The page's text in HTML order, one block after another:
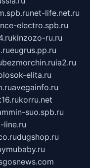
net-life.net.ru
electro.spb.ru
kinzozo-ru.ru
eugrus.pp.ru
bezmorchin.ruia2.ru
elita.ru
avegainfo.ru
korru.net
suo.spb.ru
line.ru
dugshop.ru